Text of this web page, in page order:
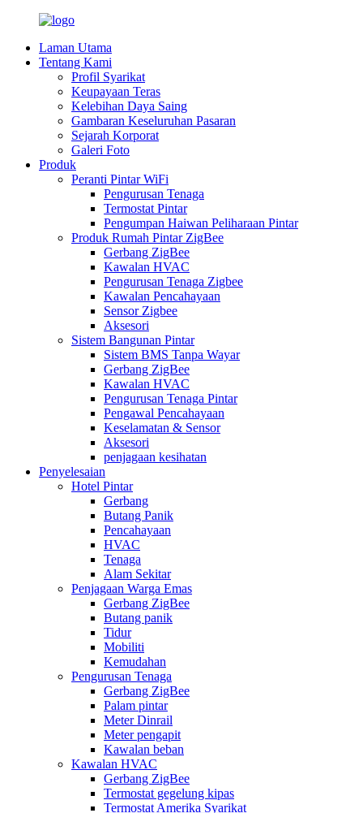
Laman Utama
Tentang Kami
Profil Syarikat
Keupayaan Teras
Kelebihan Daya Saing
Gambaran Keseluruhan Pasaran
Sejarah Korporat
Galeri Foto
Produk
Peranti Pintar WiFi
Pengurusan Tenaga
Termostat Pintar
Pengumpan Haiwan Peliharaan Pintar
Produk Rumah Pintar ZigBee
Gerbang ZigBee
Kawalan HVAC
Pengurusan Tenaga Zigbee
Kawalan Pencahayaan
Sensor Zigbee
Aksesori
Sistem Bangunan Pintar
Sistem BMS Tanpa Wayar
Gerbang ZigBee
Kawalan HVAC
Pengurusan Tenaga Pintar
Pengawal Pencahayaan
Keselamatan & Sensor
Aksesori
penjagaan kesihatan
Penyelesaian
Hotel Pintar
Gerbang
Butang Panik
Pencahayaan
HVAC
Tenaga
Alam Sekitar
Penjagaan Warga Emas
Gerbang ZigBee
Butang panik
Tidur
Mobiliti
Kemudahan
Pengurusan Tenaga
Gerbang ZigBee
Palam pintar
Meter Dinrail
Meter pengapit
Kawalan beban
Kawalan HVAC
Gerbang ZigBee
Termostat gegelung kipas
Termostat Amerika Syarikat